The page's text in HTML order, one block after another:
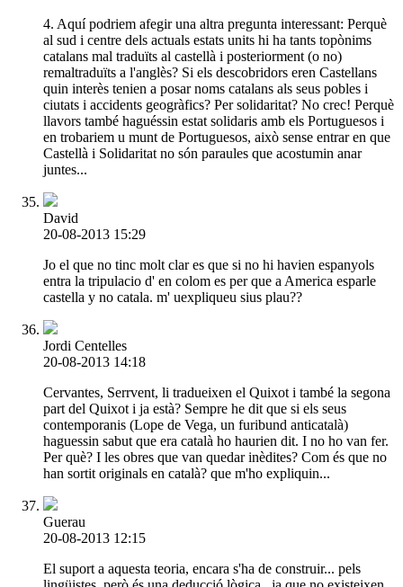
4. Aquí podriem afegir una altra pregunta interessant: Perquè
al sud i centre dels actuals estats units hi ha tants topònims
catalans mal traduïts al castellà i posteriorment (o no)
remaltraduïts a l'anglès? Si els descobridors eren Castellans
quin interès tenien a posar noms catalans als seus pobles i
ciutats i accidents geogràfics? Per solidaritat? No crec! Perquè
llavors també haguéssin estat solidaris amb els Portuguesos i
en trobariem u munt de Portuguesos, això sense entrar en que
Castellà i Solidaritat no són paraules que acostumin anar
juntes...
David
20-08-2013 15:29
Jo el que no tinc molt clar es que si no hi havien espanyols
entra la tripulacio d' en colom es per que a America esparle
castella y no catala. m' uexpliqueu sius plau??
Jordi Centelles
20-08-2013 14:18
Cervantes, Serrvent, li tradueixen el Quixot i també la segona
part del Quixot i ja està? Sempre he dit que si els seus
contemporanis (Lope de Vega, un furibund anticatalà)
haguessin sabut que era català ho haurien dit. I no ho van fer.
Per què? I les obres que van quedar inèdites? Com és que no
han sortit originals en català? que m'ho expliquin...
Guerau
20-08-2013 12:15
El suport a aquesta teoria, encara s'ha de construir... pels